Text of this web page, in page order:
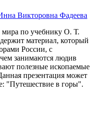
Викторовна Фадеева
по учебнику О. Т.
материал, который
России, с
занимаются людив
полезные ископаемые
презентация может
"Путешествие в горы".